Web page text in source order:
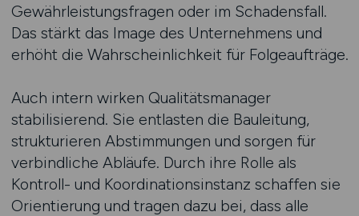
Gewährleistungsfragen oder im Schadensfall.
Das stärkt das Image des Unternehmens und
erhöht die Wahrscheinlichkeit für Folgeaufträge.
Auch intern wirken Qualitätsmanager
stabilisierend. Sie entlasten die Bauleitung,
strukturieren Abstimmungen und sorgen für
verbindliche Abläufe. Durch ihre Rolle als
Kontroll- und Koordinationsinstanz schaffen sie
Orientierung und tragen dazu bei, dass alle